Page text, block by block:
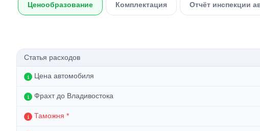
Ценообразование Комплектация Отчёт инспекции
Статья расходов
Цена автомобиля
Фрахт до Владивостока
Таможня *